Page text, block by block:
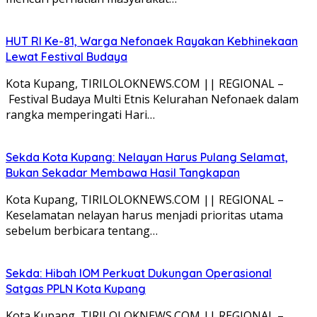
HUT RI Ke-81, Warga Nefonaek Rayakan Kebhinekaan
Lewat Festival Budaya
Kota Kupang, TIRILOLOKNEWS.COM || REGIONAL –
Festival Budaya Multi Etnis Kelurahan Nefonaek dalam
rangka memperingati Hari…
Sekda Kota Kupang: Nelayan Harus Pulang Selamat,
Bukan Sekadar Membawa Hasil Tangkapan
Kota Kupang, TIRILOLOKNEWS.COM || REGIONAL –
Keselamatan nelayan harus menjadi prioritas utama
sebelum berbicara tentang…
Sekda: Hibah IOM Perkuat Dukungan Operasional
Satgas PPLN Kota Kupang